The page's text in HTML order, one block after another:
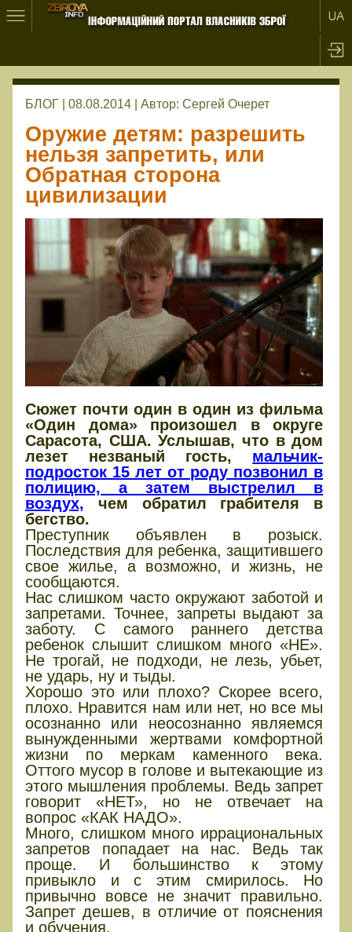
БЛОГ | 08.08.2014 | Автор: Сергей Очерет
Оружие детям: разрешить
нельзя запретить, или
Обратная сторона
цивилизации
Сюжет почти один в один из фильма
«Один дома» произошел в округе
Сарасота, США. Услышав, что в дом
лезет незваный гость, мальчик-
подросток 15 лет от роду позвонил в
полицию, а затем выстрелил в
воздух, чем обратил грабителя в
бегство.
Преступник объявлен в розыск.
Последствия для ребенка, защитившего
свое жилье, а возможно, и жизнь, не
сообщаются.
Нас слишком часто окружают заботой и
запретами. Точнее, запреты выдают за
заботу. С самого раннего детства
ребенок слышит слишком много «НЕ».
Не трогай, не подходи, не лезь, убьет,
не ударь, ну и тыды.
Хорошо это или плохо? Скорее всего,
плохо. Нравится нам или нет, но все мы
осознанно или неосознанно являемся
вынужденными жертвами комфортной
жизни по меркам каменного века.
Оттого мусор в голове и вытекающие из
этого мышления проблемы. Ведь запрет
говорит «НЕТ», но не отвечает на
вопрос «КАК НАДО».
Много, слишком много иррациональных
запретов попадает на нас. Ведь так
проще. И большинство к этому
привыкло и с этим смирилось. Но
привычно вовсе не значит правильно.
Запрет дешев, в отличие от пояснения
и обучения.